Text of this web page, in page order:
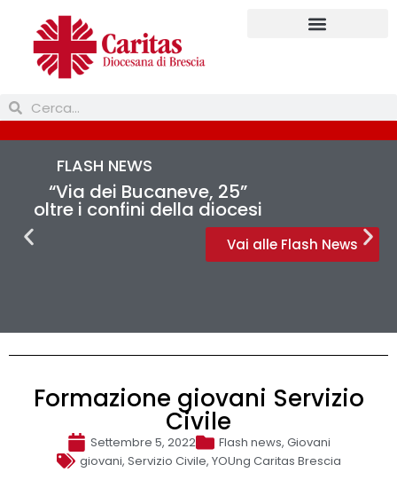
FLASH NEWS
“Via dei Bucaneve, 25”
oltre i confini della diocesi
Vai alle Flash News
Formazione giovani Servizio
Civile
Settembre 5, 2022 Flash news, Giovani
giovani, Servizio Civile, YOUng Caritas Brescia